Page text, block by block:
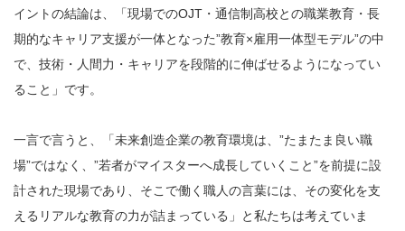
イントの結論は、「現場でのOJT・通信制高校との職業教育・長
期的なキャリア支援が一体となった”教育×雇用一体型モデル”の中
で、技術・人間力・キャリアを段階的に伸ばせるようになってい
ること」です。
一言で言うと、「未来創造企業の教育環境は、”たまたま良い職
場”ではなく、”若者がマイスターへ成長していくこと”を前提に設
計された現場であり、そこで働く職人の言葉には、その変化を支
えるリアルな教育の力が詰まっている」と私たちは考えていま